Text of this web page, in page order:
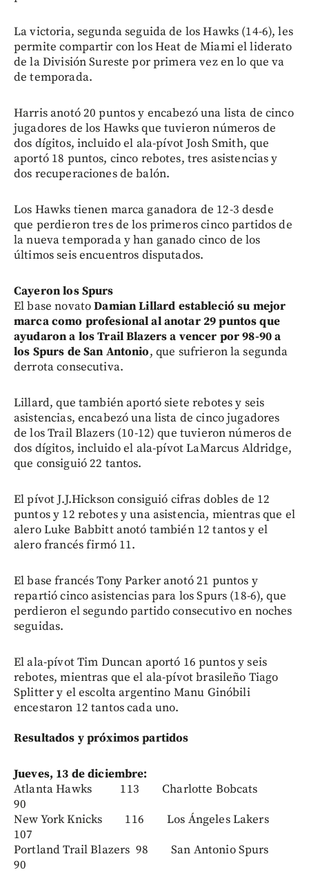
La victoria, segunda seguida de los Hawks (14-6), les
permite compartir con los Heat de Miami el liderato
de la División Sureste por primera vez en lo que va
de temporada.
Harris anotó 20 puntos y encabezó una lista de cinco
jugadores de los Hawks que tuvieron números de
dos dígitos, incluido el ala-pívot Josh Smith, que
aportó 18 puntos, cinco rebotes, tres asistencias y
dos recuperaciones de balón.
Los Hawks tienen marca ganadora de 12-3 desde
que perdieron tres de los primeros cinco partidos de
la nueva temporada y han ganado cinco de los
últimos seis encuentros disputados.
Cayeron los Spurs
El base novatoDamian Lillard estableció su mejor
marca como profesional al anotar 29 puntos que
ayudaron a los Trail Blazers a vencer por 98-90 a
los Spurs de San Antonio, que sufrieron la segunda
derrota consecutiva.
Lillard, que también aportó siete rebotes y seis
asistencias, encabezó una lista de cinco jugadores
de los Trail Blazers (10-12) que tuvieron números de
dos dígitos, incluido el ala-pívot LaMarcus Aldridge,
que consiguió 22 tantos.
El pívot J.J.Hickson consiguió cifras dobles de 12
puntos y 12 rebotes y una asistencia, mientras que el
alero Luke Babbitt anotó también 12 tantos y el
alero francés firmó 11.
El base francés Tony Parker anotó 21 puntos y
repartió cinco asistencias para los Spurs (18-6), que
perdieron el segundo partido consecutivo en noches
seguidas.
El ala-pívot Tim Duncan aportó 16 puntos y seis
rebotes, mientras que el ala-pívot brasileño Tiago
Splitter y el escolta argentino Manu Ginóbili
encestaron 12 tantos cada uno.
Resultados y próximos partidos
Jueves, 13 de diciembre:
Atlanta Hawks 113 Charlotte Bobcats
90
New York Knicks 116 Los Ángeles Lakers
107
Portland Trail Blazers 98 San Antonio Spurs
90